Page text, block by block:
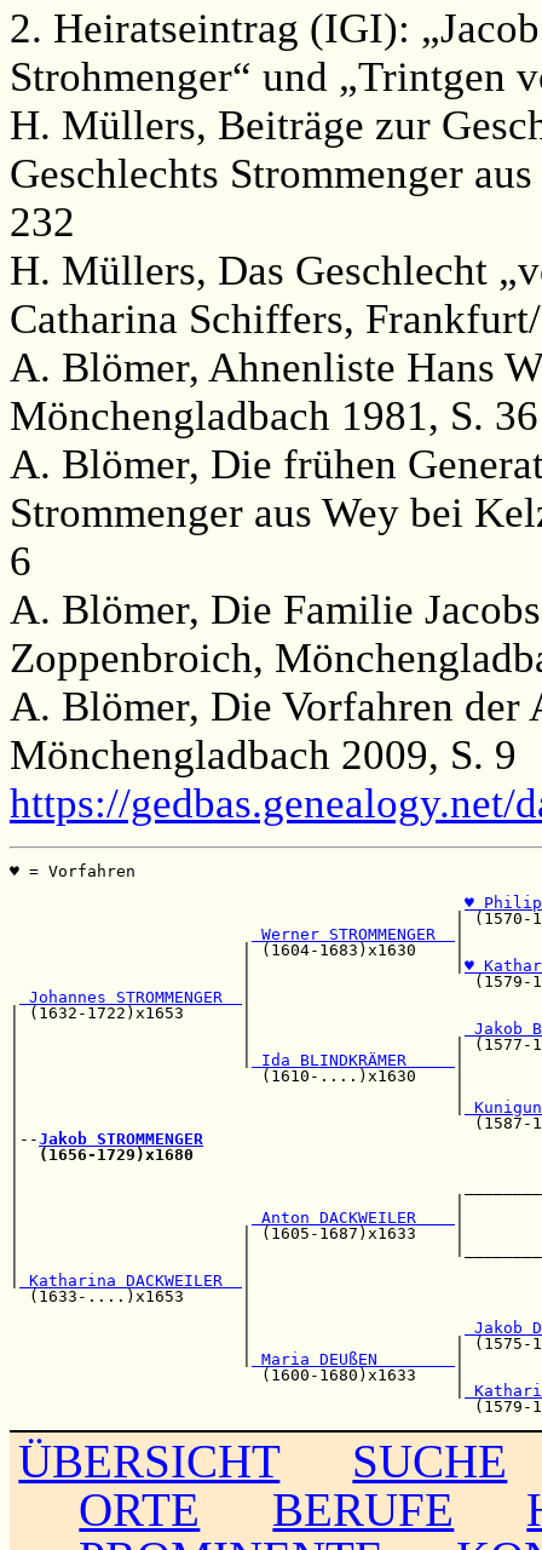
2. Heiratseintrag (IGI):
Strohmenger“ und „Trintgen
H. Müllers, Beiträge zur
Geschlechts Strommenger
232
H. Müllers, Das Geschlecht
Catharina Schiffers,
A. Blömer, Ahnenliste Hans
Mönchengladbach 1981, S. 36
A. Blömer, Die frühen
Strommenger aus Wey bei
6
A. Blömer, Die Familie
Zoppenbroich,
A. Blömer, Die Vorfahren der
Mönchengladbach 2009, S. 9
https://gedbas.genealogy.net/
♥ =
♥
|
Werner STROMMENGER
| (1604-
♥
|
Johannes STROMMENGER
| (1632-1722)x1653      |
|                       |
Ida BLINDKRÄMER
|                         (1610-
|
|--Jakob STROMMENGER
(1656-1729)x1680
Anton DACKWEILER
|                       | (1605-
Katharina DACKWEILER
(1633-
|                     |
Maria DEUßEN
(1600-
ÜBERSICHT
SUCHE
ORTE
BERUFE